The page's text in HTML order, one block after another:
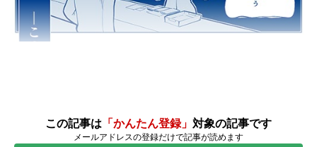
この記事は 「かんたん登録」 対象の記事です
メールアドレスの登録だけで記事が読めます